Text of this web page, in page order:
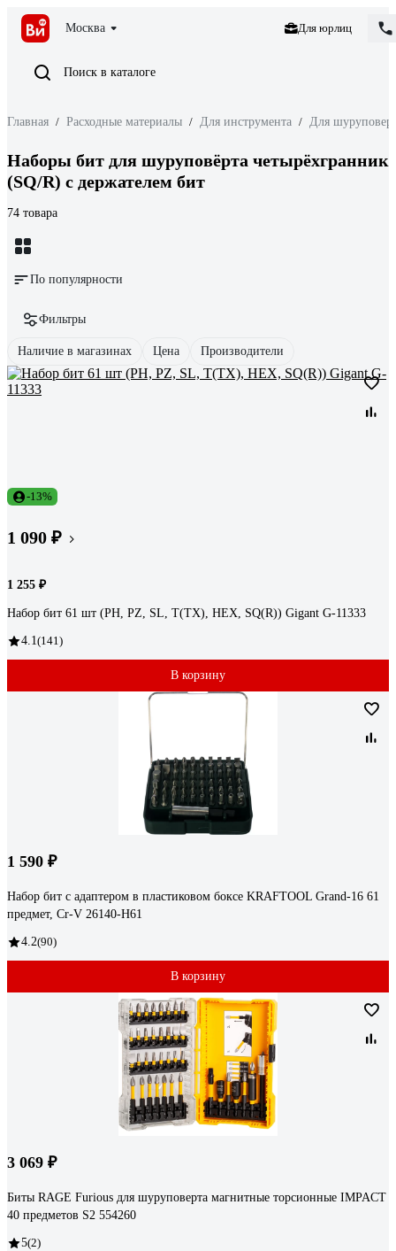
Москва Для юрлиц
Поиск в каталоге
Главная / Расходные материалы / Для инструмента / Для
Наборы бит для шуруповёрта четырёхгранник
(SQ/R) с держателем бит
74 товара
По популярности
Фильтры
Наличие в магазинах Цена Производители
-13%
1 090 ₽
1 255 ₽
Набор бит 61 шт (PH, PZ, SL, T(TX), HEX, SQ(R)) Gigant G-11333
4.1(141)
В корзину
1 590 ₽
Набор бит с адаптером в пластиковом боксе KRAFTOOL Grand-16 61
предмет, Cr-V 26140-H61
4.2(90)
В корзину
3 069 ₽
Биты RAGE Furious для шуруповерта магнитные торсионные IMPACT
40 предметов S2 554260
5(2)